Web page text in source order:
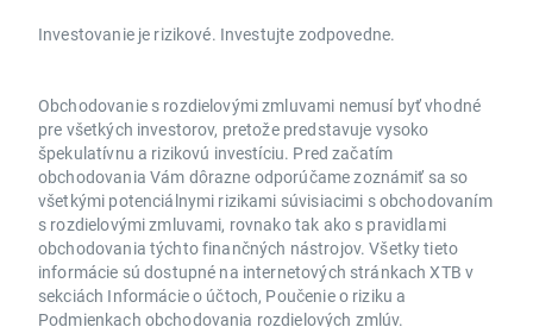
Investovanie je rizikové. Investujte zodpovedne.
Obchodovanie s rozdielovými zmluvami nemusí byť vhodné
pre všetkých investorov, pretože predstavuje vysoko
špekulatívnu a rizikovú investíciu. Pred začatím
obchodovania Vám dôrazne odporúčame zoznámiť sa so
všetkými potenciálnymi rizikami súvisiacimi s obchodovaním
s rozdielovými zmluvami, rovnako tak ako s pravidlami
obchodovania týchto finančných nástrojov. Všetky tieto
informácie sú dostupné na internetových stránkach XTB v
sekciách Informácie o účtoch, Poučenie o riziku a
Podmienkach obchodovania rozdielových zmlúv.